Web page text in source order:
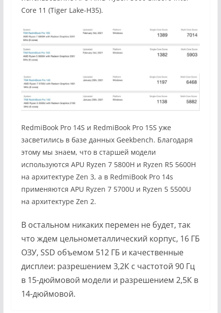
Core 11 (Tiger Lake-H35).
RedmiBook Pro 14S и RedmiBook Pro 15S уже
засветились в базе данных Geekbench. Благодаря
этому мы знаем, что в старшей модели
используются APU Ryzen 7 5800H и Ryzen R5 5600H
на архитектуре Zen 3, а в RedmiBook Pro 14s
применяются APU Ryzen 7 5700U и Ryzen 5 5500U
на архитектуре Zen 2.
В остальном никаких перемен не будет, так
что ждем цельнометаллический корпус, 16 ГБ
ОЗУ, SSD объемом 512 ГБ и качественные
дисплеи: разрешением 3,2К c частотой 90 Гц
в 15-дюймовой модели и разрешением 2,5К в
14-дюймовой.